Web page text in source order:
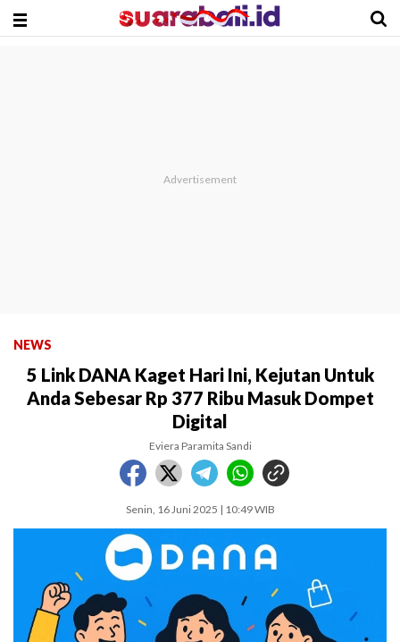
NEWS
5 Link DANA Kaget Hari Ini, Kejutan Untuk
Anda Sebesar Rp 377 Ribu Masuk Dompet
Digital
Eviera Paramita Sandi
Senin, 16 Juni 2025 | 10:49 WIB